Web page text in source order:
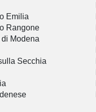
Emilia
Rangone
Modena
Secchia